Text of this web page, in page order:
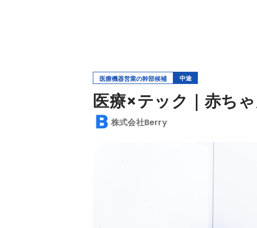
医療機器営業の幹部候補 中途
医療×テック｜赤ち
株式会社Berry